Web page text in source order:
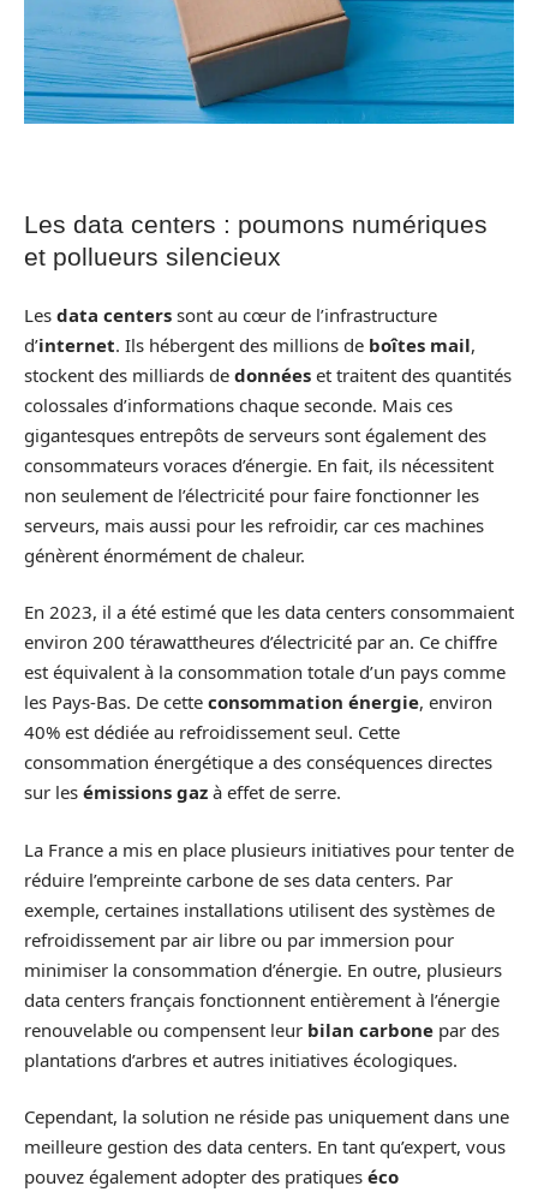
Les data centers : poumons numériques
et pollueurs silencieux
Les data centers sont au cœur de l’infrastructure
d’internet. Ils hébergent des millions de boîtes mail,
stockent des milliards de données et traitent des quantités
colossales d’informations chaque seconde. Mais ces
gigantesques entrepôts de serveurs sont également des
consommateurs voraces d’énergie. En fait, ils nécessitent
non seulement de l’électricité pour faire fonctionner les
serveurs, mais aussi pour les refroidir, car ces machines
génèrent énormément de chaleur.
En 2023, il a été estimé que les data centers consommaient
environ 200 térawattheures d’électricité par an. Ce chiffre
est équivalent à la consommation totale d’un pays comme
les Pays-Bas. De cette consommation énergie, environ
40% est dédiée au refroidissement seul. Cette
consommation énergétique a des conséquences directes
sur les émissions gaz à effet de serre.
La France a mis en place plusieurs initiatives pour tenter de
réduire l’empreinte carbone de ses data centers. Par
exemple, certaines installations utilisent des systèmes de
refroidissement par air libre ou par immersion pour
minimiser la consommation d’énergie. En outre, plusieurs
data centers français fonctionnent entièrement à l’énergie
renouvelable ou compensent leur bilan carbone par des
plantations d’arbres et autres initiatives écologiques.
Cependant, la solution ne réside pas uniquement dans une
meilleure gestion des data centers. En tant qu’expert, vous
pouvez également adopter des pratiques éco